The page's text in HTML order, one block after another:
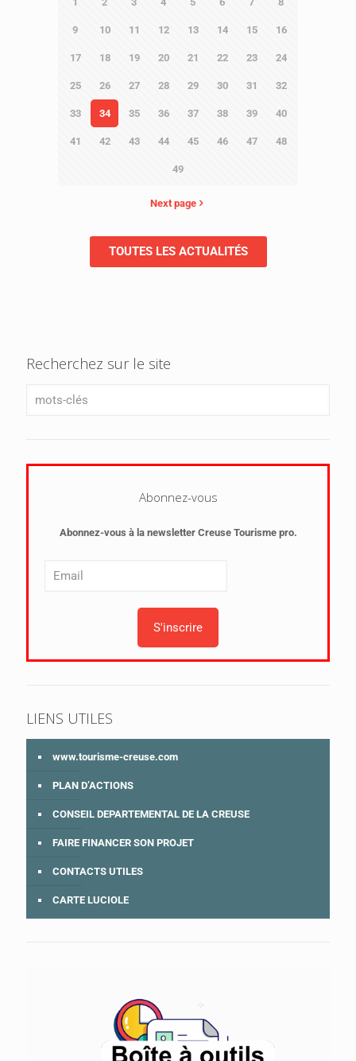
9 10 11 12 13 14 15 16
17 18 19 20 21 22 23 24
25 26 27 28 29 30 31 32
33 34 35 36 37 38 39 40
41 42 43 44 45 46 47 48
49
Next page
TOUTES LES ACTUALITÉS
Recherchez sur le site
Abonnez-vous
Abonnez-vous à la newsletter Creuse Tourisme pro.
LIENS UTILES
www.tourisme-creuse.com
PLAN D’ACTIONS
CONSEIL DEPARTEMENTAL DE LA CREUSE
FAIRE FINANCER SON PROJET
CONTACTS UTILES
CARTE LUCIOLE